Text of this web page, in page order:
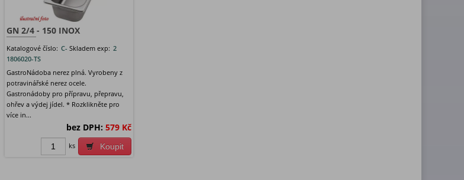
GN 2/4 - 150 INOX
Katalogové číslo: C-
1806020-TS
Skladem exp: 2
GastroNádoba nerez plná. Vyrobeny z
potravinářské nerez ocele.
Gastronádoby pro přípravu, přepravu,
ohřev a výdej jídel. * Rozklikněte pro
více in...
bez DPH: 579 Kč
Koupit
ks